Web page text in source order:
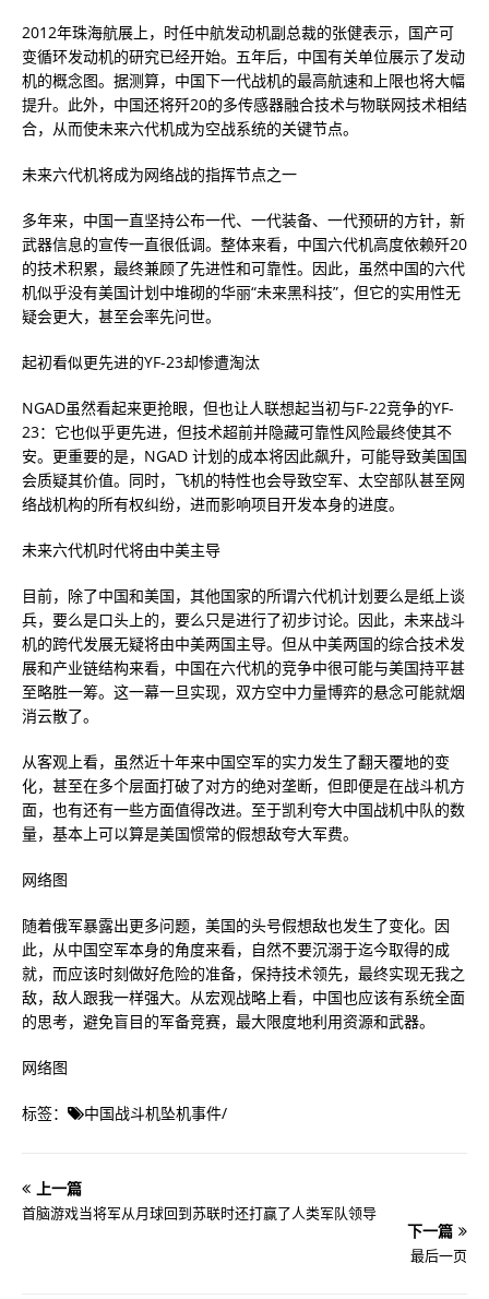
2012年珠海航展上，时任中航发动机副总裁的张健表示，国产可
变循环发动机的研究已经开始。五年后，中国有关单位展示了发动
机的概念图。据测算，中国下一代战机的最高航速和上限也将大幅
提升。此外，中国还将歼20的多传感器融合技术与物联网技术相结
合，从而使未来六代机成为空战系统的关键节点。
未来六代机将成为网络战的指挥节点之一
多年来，中国一直坚持公布一代、一代装备、一代预研的方针，新
武器信息的宣传一直很低调。整体来看，中国六代机高度依赖歼20
的技术积累，最终兼顾了先进性和可靠性。因此，虽然中国的六代
机似乎没有美国计划中堆砌的华丽“未来黑科技”，但它的实用性无
疑会更大，甚至会率先问世。
起初看似更先进的YF-23却惨遭淘汰
NGAD虽然看起来更抢眼，但也让人联想起当初与F-22竞争的YF-
23：它也似乎更先进，但技术超前并隐藏可靠性风险最终使其不
安。更重要的是，NGAD 计划的成本将因此飙升，可能导致美国国
会质疑其价值。同时，飞机的特性也会导致空军、太空部队甚至网
络战机构的所有权纠纷，进而影响项目开发本身的进度。
未来六代机时代将由中美主导
目前，除了中国和美国，其他国家的所谓六代机计划要么是纸上谈
兵，要么是口头上的，要么只是进行了初步讨论。因此，未来战斗
机的跨代发展无疑将由中美两国主导。但从中美两国的综合技术发
展和产业链结构来看，中国在六代机的竞争中很可能与美国持平甚
至略胜一筹。这一幕一旦实现，双方空中力量博弈的悬念可能就烟
消云散了。
从客观上看，虽然近十年来中国空军的实力发生了翻天覆地的变
化，甚至在多个层面打破了对方的绝对垄断，但即便是在战斗机方
面，也有还有一些方面值得改进。至于凯利夸大中国战机中队的数
量，基本上可以算是美国惯常的假想敌夸大军费。
网络图
随着俄军暴露出更多问题，美国的头号假想敌也发生了变化。因
此，从中国空军本身的角度来看，自然不要沉溺于迄今取得的成
就，而应该时刻做好危险的准备，保持技术领先，最终实现无我之
敌，敌人跟我一样强大。从宏观战略上看，中国也应该有系统全面
的思考，避免盲目的军备竞赛，最大限度地利用资源和武器。
网络图
标签： 中国战斗机坠机事件/
上一篇
首脑游戏当将军从月球回到苏联时还打赢了人类军队领导
下一篇
最后一页